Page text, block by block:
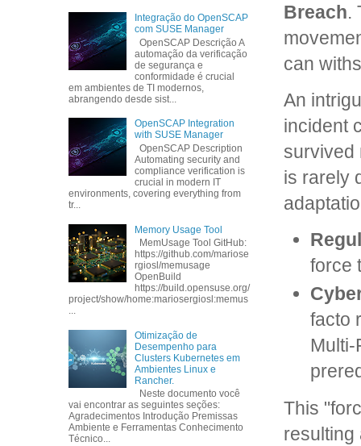
Breach.
can
An
incident
survived
is rarely
force
facto
This
resulting
Integração do OpenSCAP
com SUSE Manager
OpenSCAP Descrição A
automação da verificação
de segurança e
conformidade é crucial
em ambientes de TI modernos,
abrangendo desde sist...
OpenSCAP Integration
with SUSE Manager
OpenSCAP Description
Automating security and
compliance verification is
crucial in modern IT
environments, covering everything from
tr...
Memory Usage Tool
MemUsage Tool GitHub:
https://github.com/mariose
rgiosl/memusage
OpenBuild
https://build.opensuse.org/
project/show/home:mariosergiosl:memus
...
Otimização de
Desempenho para
Clusters Kubernetes em
Ambientes Linux e
Rancher.
Neste documento você
vai encontrar as seguintes seções:
Agradecimentos Introdução Premissas
Ambiente e Ferramentas Conhecimento
Técnico...